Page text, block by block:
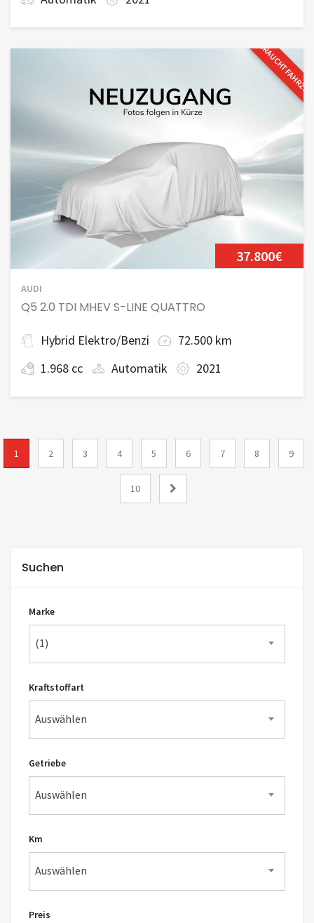
37.800€
AUDI
Q5 2.0 TDI MHEV S-LINE QUATTRO
Hybrid Elektro/Benzi
72.500 km
1.968 cc
Automatik 2021
1 2 3 4 5 6 7 8 9
10
Suchen
Marke
(1)
Kraftstoffart
Auswählen
Getriebe
Auswählen
Km
Auswählen
Preis